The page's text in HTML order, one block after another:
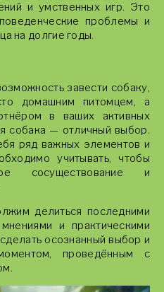
и умственных игр. Это
проблемы и
на долгие годы.
завести собаку,
домашним питомцем, а
в ваших активных
собака — отличный выбор.
ряд важных элементов и
учитывать, чтобы
сосуществование и
делиться последними
и практическими
осознанный выбор и
проведённым с